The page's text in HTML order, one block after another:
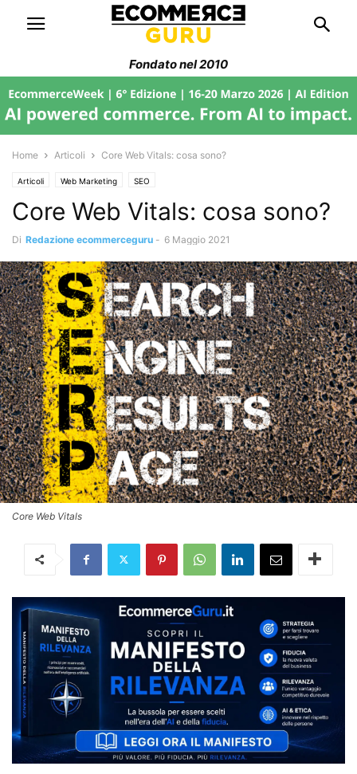
Fondato nel 2010
Home Articoli Core Web Vitals: cosa sono?
Articoli Web Marketing SEO
Core Web Vitals: cosa sono?
Di Redazione ecommerceguru - 6 Maggio 2021
Core Web Vitals